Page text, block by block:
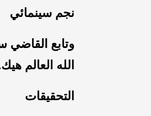
نجم سينمائي
وتابع
الله العالم
التحقيقات